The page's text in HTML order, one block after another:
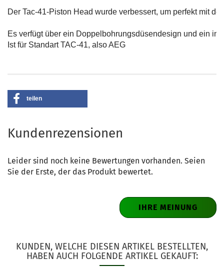
Der Tac-41-Piston Head wurde verbessert, um perfekt mit
Es verfügt über ein Doppelbohrungsdüsendesign und ein
Ist für Standart TAC-41, also AEG
teilen
Kundenrezensionen
Leider sind noch keine Bewertungen vorhanden. Seien
Sie der Erste, der das Produkt bewertet.
IHRE MEINUNG
KUNDEN, WELCHE DIESEN ARTIKEL BESTELLTEN,
HABEN AUCH FOLGENDE ARTIKEL GEKAUFT: